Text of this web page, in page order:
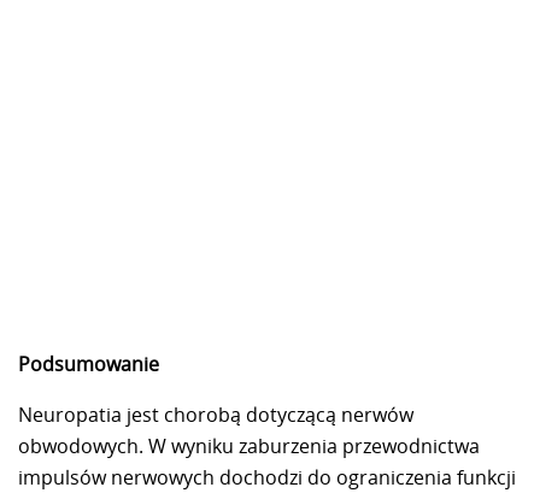
Podsumowanie
Neuropatia jest chorobą dotyczącą nerwów
obwodowych. W wyniku zaburzenia przewodnictwa
impulsów nerwowych dochodzi do ograniczenia funkcji